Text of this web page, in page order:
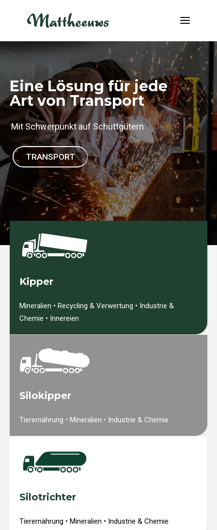
NEUIGKEITEN
TRANSPORT
ÜBER UNS
JOBS
KONTAKT
INFO@MATTHEEUWS.COM
+32 58 31 17 79
MY TRANSPORT
Eine Lösung für jede
Art von Transport
TRANSPORT
Mit Schwerpunkt auf Schüttgütern
Kipper
Mineralien • Recycling & Verwertung • Industrie &
Chemie • Innereien
Silokipper
Tierernährung • Mineralien • Industrie & Chemie
Silotrichter
Tierernährung • Mineralien • Industrie & Chemie